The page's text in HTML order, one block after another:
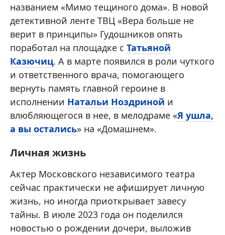
названием «Мимо тещиного дома». В новой
детективной ленте ТВЦ «Вера больше не
верит в принципы» Гудошников опять
поработал на площадке с Татьяной
Казючиц. А в марте появился в роли чуткого
и ответственного врача, помогающего
вернуть память главной героине в
исполнении Натальи Ноздриной и
влюбляющегося в нее, в мелодраме «Я ушла,
а вы остались» на «Домашнем».
Личная жизнь
Актер Московского независимого театра
сейчас практически не афиширует личную
жизнь, но иногда приоткрывает завесу
тайны. В июле 2023 года он поделился
новостью о рождении дочери, выложив